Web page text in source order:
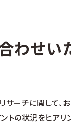
わせい
サーチに関して
トの状況をヒア